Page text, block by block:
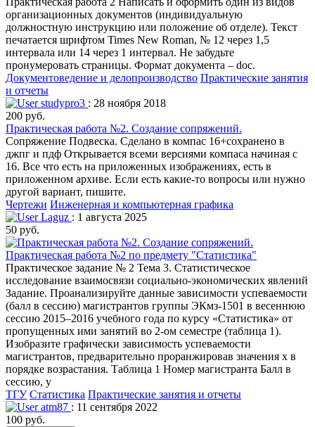
организационных документов (индивидуальную
должностную инструкцию или положение об отделе). Текст
печатается шрифтом Times New Roman, № 12 через 1,5
интервала или 14 через 1 интервал. Не забудьте
пронумеровать страницы. Формат документа – doc.
Документоведение и делопроизводство Практические занятия
и отчеты
studypro3 : 28 ноября 2018
200 руб.
Практическая работа №2. Создание сопряжений.
Сопряжение Подвеска. Сделано в компас 16+сохранено в
джпг и пдф Открывается всеми версиями компаса начиная с
16. Все что есть на приложенных изображениях, есть в
приложенном архиве. Если есть какие-то вопросы или нужно
другой вариант, пишите.
Чертежи Инженерная и компьютерная графика
Laguz : 1 августа 2025
50 руб.
Практическая работа №2 по предмету "Статистика"
Практическое задание № 2 Тема 3. Статистическое
исследование взаимосвязи социально-экономических явлений
Задание. Проанализируйте данные зависимости успеваемости
(балл в сессию) магистрантов группы ЭКмз-1501 в весеннюю
сессию 2015–2016 учебного года по курсу «Статистика» от
пропущенных ими занятий во 2-ом семестре (таблица 1).
Изобразите графически зависимость успеваемости
магистрантов, предварительно проранжировав значения х в
порядке возрастания. Таблица 1 Номер магистранта Балл в
сессию, у
ТГУ Статистика Практические занятия и отчеты
atm87 : 11 сентября 2022
100 руб.